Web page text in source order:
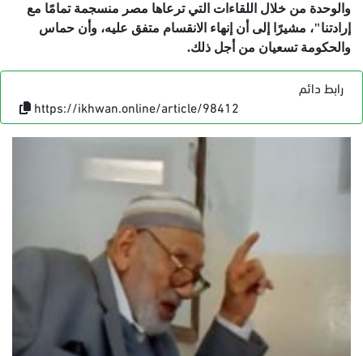
والوحدة من خلال اللقاءات التي ترعاها مصر منسجمة تمامًا مع
إرادتنا"، مشيرًا إلى أن إنهاء الانقسام متفق عليه، وأن حماس
والحكومة تسعيان من أجل ذلك.
رابط دائم
https://ikhwan.online/article/98412